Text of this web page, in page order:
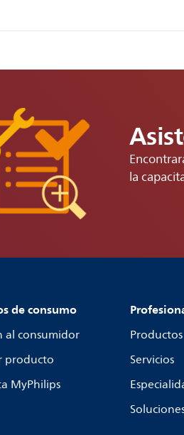
la
de consumo
al consumidor
producto
MyPhilips
Productos
Servicios